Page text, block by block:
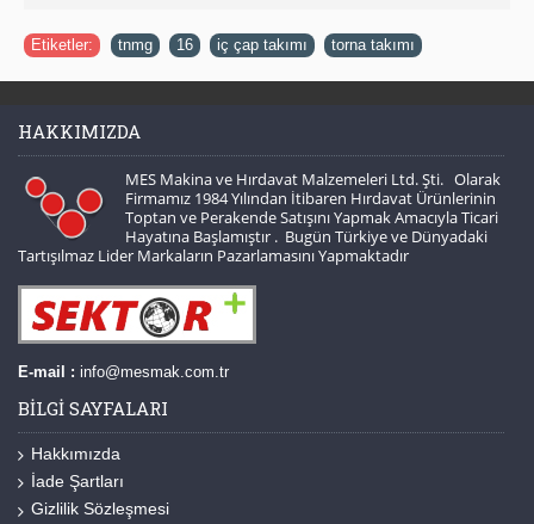
Etiketler: tnmg 16 iç çap takımı torna takımı
HAKKIMIZDA
MES Makina ve Hırdavat Malzemeleri Ltd. Şti. Olarak
Firmamız 1984 Yılından İtibaren Hırdavat Ürünlerinin
Toptan ve Perakende Satışını Yapmak Amacıyla Ticari
Hayatına Başlamıştır . Bugün Türkiye ve Dünyadaki
Tartışılmaz Lider Markaların Pazarlamasını Yapmaktadır
E-mail : info@mesmak.com.tr
BILGI SAYFALARI
Hakkımızda
İade Şartları
Gizlilik Sözleşmesi